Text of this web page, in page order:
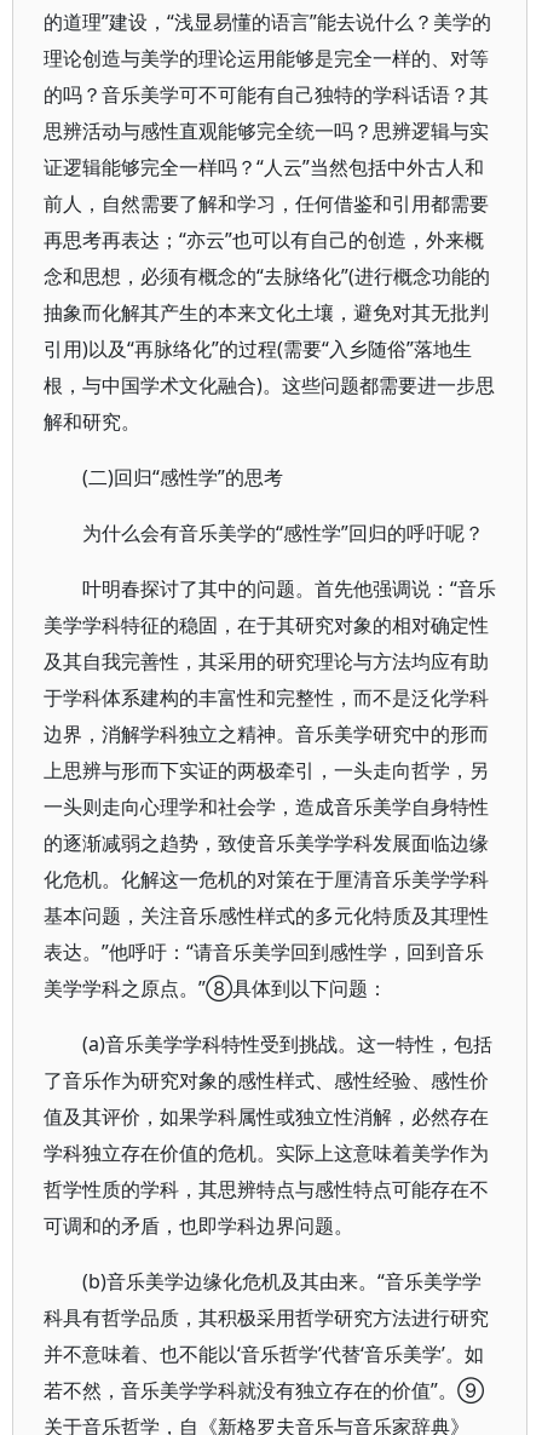
的道理”建设，“浅显易懂的语言”能去说什么？美学的
理论创造与美学的理论运用能够是完全一样的、对等
的吗？音乐美学可不可能有自己独特的学科话语？其
思辨活动与感性直观能够完全统一吗？思辨逻辑与实
证逻辑能够完全一样吗？“人云”当然包括中外古人和
前人，自然需要了解和学习，任何借鉴和引用都需要
再思考再表达；“亦云”也可以有自己的创造，外来概
念和思想，必须有概念的“去脉络化”(进行概念功能的
抽象而化解其产生的本来文化土壤，避免对其无批判
引用)以及“再脉络化”的过程(需要“入乡随俗”落地生
根，与中国学术文化融合)。这些问题都需要进一步思
解和研究。
(二)回归“感性学”的思考
为什么会有音乐美学的“感性学”回归的呼吁呢？
叶明春探讨了其中的问题。首先他强调说：“音乐
美学学科特征的稳固，在于其研究对象的相对确定性
及其自我完善性，其采用的研究理论与方法均应有助
于学科体系建构的丰富性和完整性，而不是泛化学科
边界，消解学科独立之精神。音乐美学研究中的形而
上思辨与形而下实证的两极牵引，一头走向哲学，另
一头则走向心理学和社会学，造成音乐美学自身特性
的逐渐减弱之趋势，致使音乐美学学科发展面临边缘
化危机。化解这一危机的对策在于厘清音乐美学学科
基本问题，关注音乐感性样式的多元化特质及其理性
表达。”他呼吁：“请音乐美学回到感性学，回到音乐
美学学科之原点。”⑧具体到以下问题：
(a)音乐美学学科特性受到挑战。这一特性，包括
了音乐作为研究对象的感性样式、感性经验、感性价
值及其评价，如果学科属性或独立性消解，必然存在
学科独立存在价值的危机。实际上这意味着美学作为
哲学性质的学科，其思辨特点与感性特点可能存在不
可调和的矛盾，也即学科边界问题。
(b)音乐美学边缘化危机及其由来。“音乐美学学
科具有哲学品质，其积极采用哲学研究方法进行研究
并不意味着、也不能以‘音乐哲学’代替‘音乐美学’。如
若不然，音乐美学学科就没有独立存在的价值”。⑨
关于音乐哲学，自《新格罗夫音乐与音乐家辞典》